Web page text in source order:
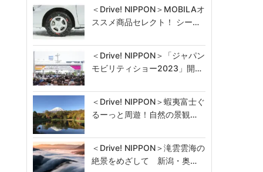
＜Drive! NIPPON＞MOBILAオ
ススメ商品セレクト！ シー…
＜Drive! NIPPON＞「ジャパン
モビリティショー2023」開…
＜Drive! NIPPON＞蝦夷富士ぐ
るーっと周遊！自然の景観…
＜Drive! NIPPON＞滝雲雲海の
絶景をめざして 新潟・奥…